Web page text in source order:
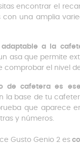
encontrar el
con una amplia
a la
asa que permite
comprobar el nivel
de cafetera es
la base de tu
que aparece
y números.
Gusto Genio 2 es